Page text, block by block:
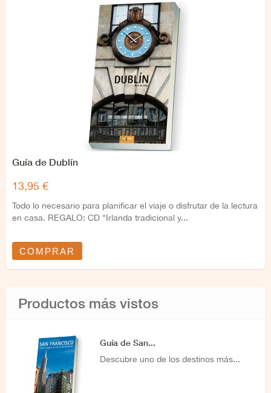
Guía de Dublín
13,95 €
Todo lo necesario para planificar el viaje o disfrutar de la lectura
en casa. REGALO: CD "Irlanda tradicional y...
COMPRAR
Productos más vistos
Guía de San...
Descubre uno de los destinos más...